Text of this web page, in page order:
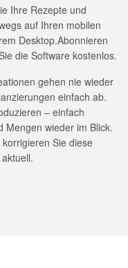
Ihre Rezepte und
auf Ihren mobilen
Desktop.Abonnieren
die Software kostenlos.
gehen nie wieder
einfach ab.
– einfach
Mengen wieder im Blick.
Sie diese